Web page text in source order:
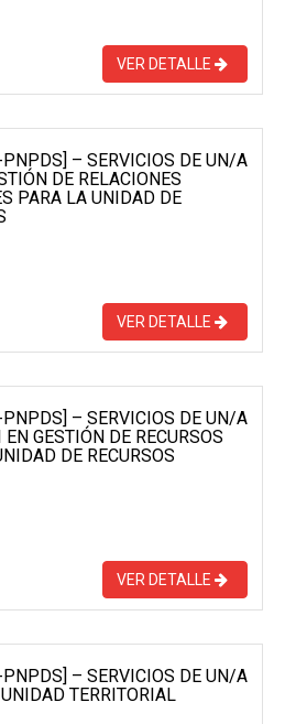
VER DETALLE
– SERVICIOS DE UN/A
DE RELACIONES
PARA LA UNIDAD DE
VER DETALLE
– SERVICIOS DE UN/A
GESTIÓN DE RECURSOS
DE RECURSOS
VER DETALLE
– SERVICIOS DE UN/A
TERRITORIAL